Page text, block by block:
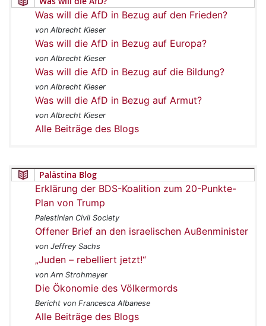
Was will die AfD in Bezug auf den Frieden?
von Albrecht Kieser
Was will die AfD in Bezug auf Europa?
von Albrecht Kieser
Was will die AfD in Bezug auf die Bildung?
von Albrecht Kieser
Was will die AfD in Bezug auf Armut?
von Albrecht Kieser
Alle Beiträge des Blogs
Palästina Blog
Erklärung der BDS-Koalition zum 20-Punkte-
Plan von Trump
Palestinian Civil Society
Offener Brief an den israelischen Außenminister
von Jeffrey Sachs
„Juden – rebelliert jetzt!“
von Arn Strohmeyer
Die Ökonomie des Völkermords
Bericht von Francesca Albanese
Alle Beiträge des Blogs